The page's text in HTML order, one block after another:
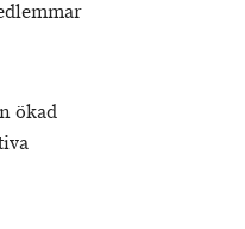
ökad